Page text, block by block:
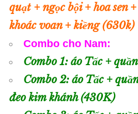
quạt + ngọc bội + hoa sen
khoác voan + kiềng (630k)
Combo cho Nam:
Combo 1: áo Tấc +
Combo 2: áo Tấc +
đeo kim khánh (430K)